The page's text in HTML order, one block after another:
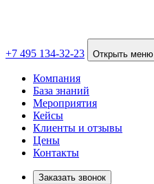
+7 495 134-32-23 Открыть меню
Компания
База знаний
Мероприятия
Кейсы
Клиенты и отзывы
Цены
Контакты
Заказать звонок